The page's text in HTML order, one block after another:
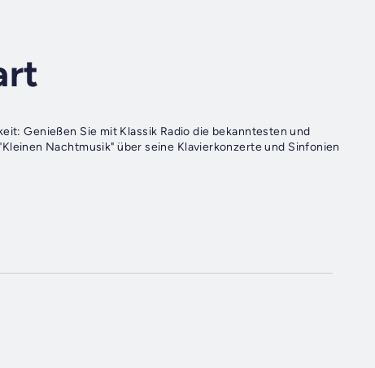
Genießen Sie mit Klassik Radio die bekanntesten und
Nachtmusik" über seine Klavierkonzerte und Sinfonien